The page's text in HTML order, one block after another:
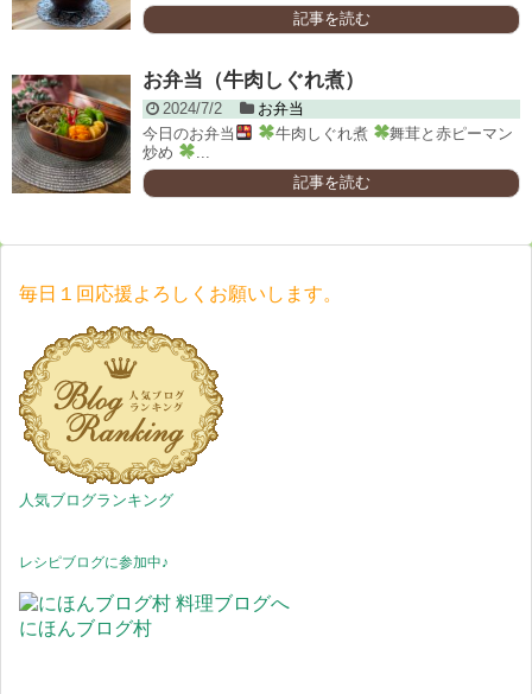
記事を読む
お弁当（牛肉しぐれ煮）
2024/7/2
お弁当
今日のお弁当
牛肉しぐれ煮
舞茸と赤ピーマン
炒め
記事を読む
毎日１回応援よろしくお願いします。
人気ブログランキング
レシピブログに参加中♪
にほんブログ村